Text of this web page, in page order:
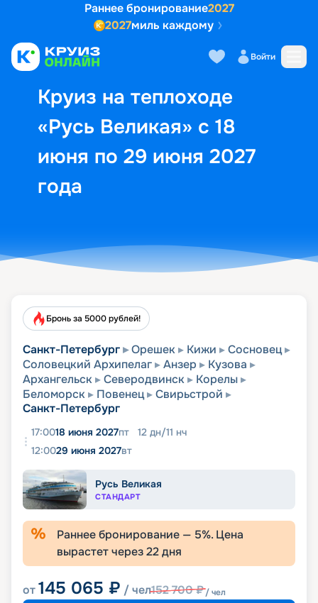
Раннее бронирование2027
2027миль каждому
Войти
Круиз на теплоходе
«Русь Великая» с 18
июня по 29 июня 2027
года
Выбор кают Маршрут и
Бронь за 5000 рублей!
Санкт-Петербург Орешек Кижи
Сосновец
Соловецкий Архипелаг
Анзер
Кузова
Архангельск
Северодвинск
Корелы
Беломорск
Повенец
Свирьстрой
Санкт-Петербург
17:0018 июня 2027пт 12 дн/11 нч
12:0029 июня 2027вт
Русь Великая
СТАНДАРТ
Раннее бронирование — 5%. Цена
вырастет через22дня
от145 065 ₽ / чел152 700₽/ чел